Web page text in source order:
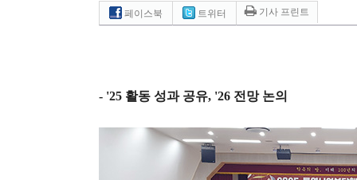
페이스북 트위터 기사 프린트
- '25 활동 성과 공유, '26 전망 논의